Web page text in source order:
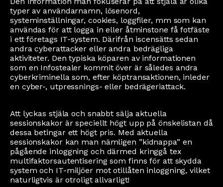
typer av användarnamn, lösenord,
systeminställningar, cookies, loggfiler, mm som kan
användas för att logga in eller åtminstone få fotfäste
i ett företags IT-system. Därifrån iscensätts sedan
andra cyberattacker eller andra bedrägliga
aktiviteter. Den typiska köparen av informationen
som en Infostealer kommit över är således andra
cyberkriminella som, efter köptransaktionen, inleder
en cyber-, utpressnings- eller bedrägeriattack.
Att lyckas stjäla och snabbt sälja aktuella
sessionskakor är speciellt högt upp på önskelistan då
dessa betingar ett högt pris. Med aktuella
sessionskakor kan man nämligen ”kidnappa” en
pågående inloggning och därmed kringgå tex
multifaktorsautentisering som finns för att skydda
system och IT-miljöer mot otillåten inloggning, vilket
naturligtvis är otroligt allvarligt!